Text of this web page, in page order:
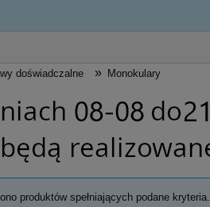
doświadczalne » Monokulary
produktów spełniających podane kryteria.